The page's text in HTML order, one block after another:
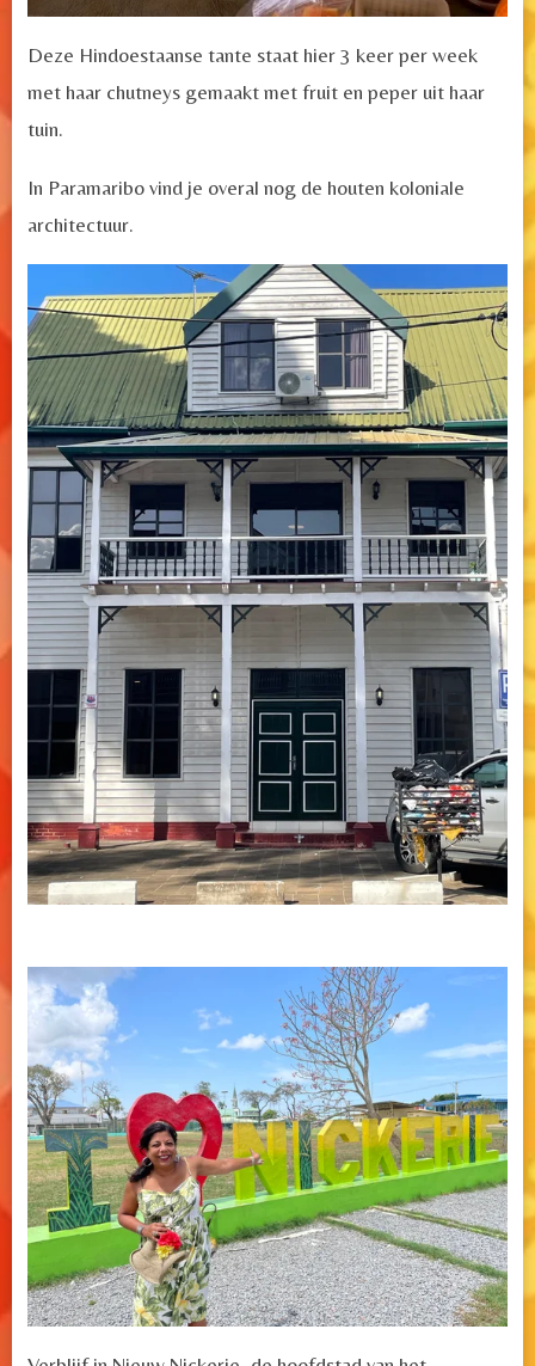
Deze Hindoestaanse tante staat hier 3 keer per week
met haar chutneys gemaakt met fruit en peper uit haar
tuin.
In Paramaribo vind je overal nog de houten koloniale
architectuur.